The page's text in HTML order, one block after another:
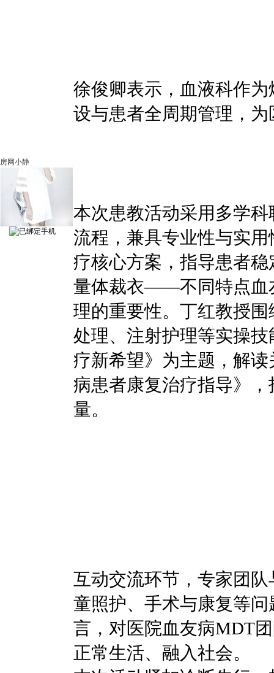
房网小静
徐俊卿表示，血液科作
设与患者全周期管理，
本次患教活动采用多学
流程，兼具专业性与实
疗核心方案，指导患者
量体裁衣——不同特点血
理的重要性。丁红教授
处理、注射护理等实操
疗新希望》为主题，解
病患者康复治疗指导》
量。
互动交流环节，专家团
童照护、手术与康复等
言，对医院血友病MDT
正常生活、融入社会。